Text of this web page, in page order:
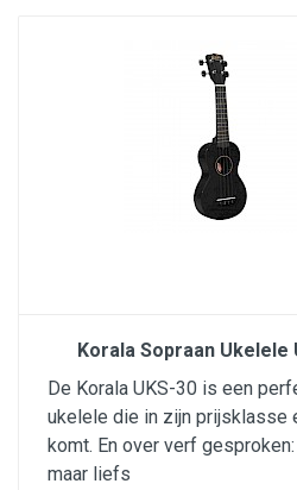
Korala Sopraan Ukelele
De Korala UKS-30 is een
ukelele die in zijn prijsklasse
komt. En over verf
maar liefs